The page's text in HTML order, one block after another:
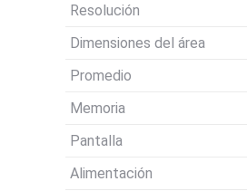
Resolución
Dimensiones del área
Promedio
Memoria
Pantalla
Alimentación